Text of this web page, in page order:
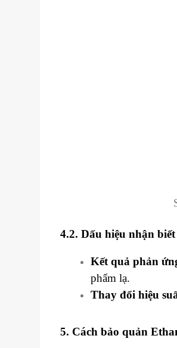
4.2. Dấu hiệu nhận biết
Kết quả phản
phẩm lạ.
Thay đổi hiệu
5. Cách bảo quản